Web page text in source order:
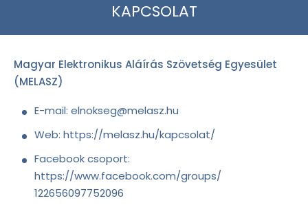
KAPCSOLAT
Magyar Elektronikus Aláírás Szövetség Egyesület
(MELASZ)
E-mail: elnokseg@melasz.hu
Web: https://melasz.hu/kapcsolat/
Facebook csoport:
https://www.facebook.com/groups/
122656097752096